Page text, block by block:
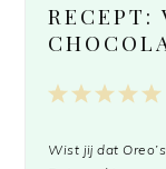
RECEPT:
4
3
2
1
Wist jij dat